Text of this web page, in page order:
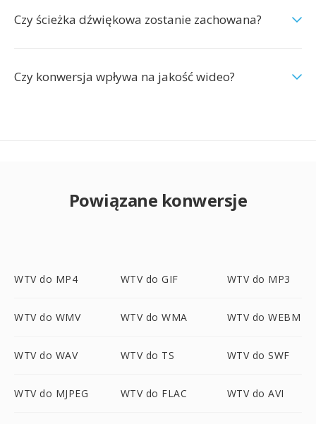
Czy ścieżka dźwiękowa zostanie zachowana?
Czy konwersja wpływa na jakość wideo?
Powiązane konwersje
WTV do MP4 WTV do GIF WTV do MP3
WTV do WMV WTV do WMA WTV do WEBM
WTV do WAV WTV do TS WTV do SWF
WTV do MJPEG WTV do FLAC WTV do AVI